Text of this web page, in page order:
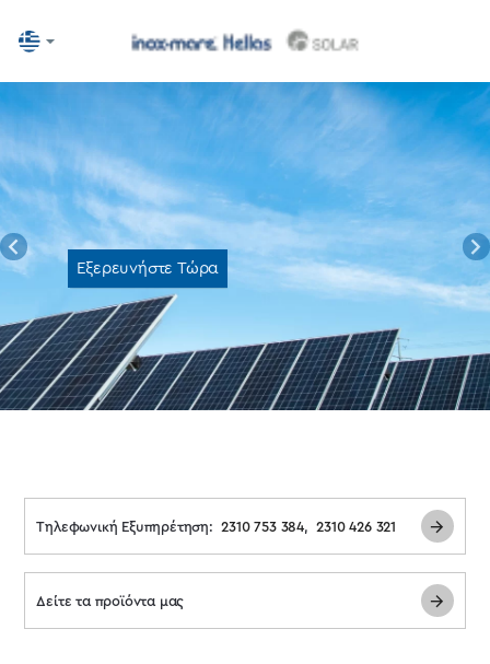
Hellas
Solar
Εξερευνήστε Τώρα
Τηλεφωνική Εξυπηρέτηση: 2310 753 384 2310 426 321
Δείτε τα προϊόντα μας